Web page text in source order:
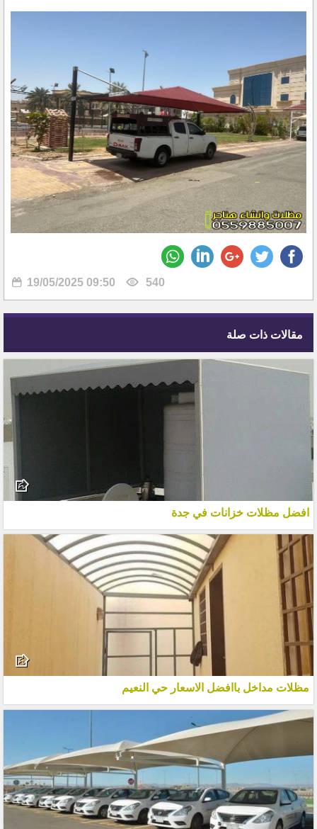
19/05/2025 09:50 540
مقالات ذات صلة
افضل مظلات خزانات في جدة
مظلات مداخل باافضل الاسعار حي النعيم